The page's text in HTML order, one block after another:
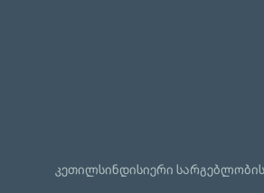
კეთილსინდისიერი სარგებლობის